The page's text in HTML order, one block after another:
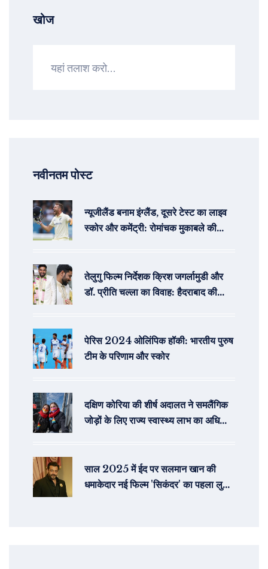
खोज
नवीनतम पोस्ट
न्यूजीलैंड बनाम इंग्लैंड, दूसरे टेस्ट का लाइव
स्कोर और कमेंट्री: रोमांचक मुकाबले की
तेलुगु फिल्म निर्देशक क्रिश जगर्लामुडी और
डॉ. प्रीति चल्ला का विवाह: हैदराबाद की
पेरिस 2024 ओलिंपिक हॉकी: भारतीय पुरुष
टीम के परिणाम और स्कोर
दक्षिण कोरिया की शीर्ष अदालत ने समलैंगिक
जोड़ों के लिए राज्य स्वास्थ्य लाभ का अधिकार
साल 2025 में ईद पर सलमान खान की
धमाकेदार नई फिल्म 'सिकंदर' का पहला लुक